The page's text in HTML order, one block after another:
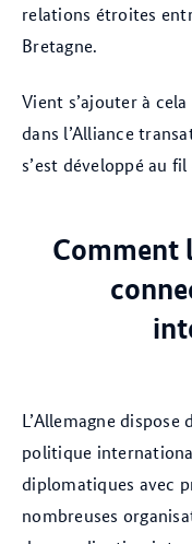
relations étroites
Bretagne.
Vient s’ajouter à
dans l’Alliance
s’est développé au
Comment
L’Allemagne
politique
diplomatiques avec
nombreuses